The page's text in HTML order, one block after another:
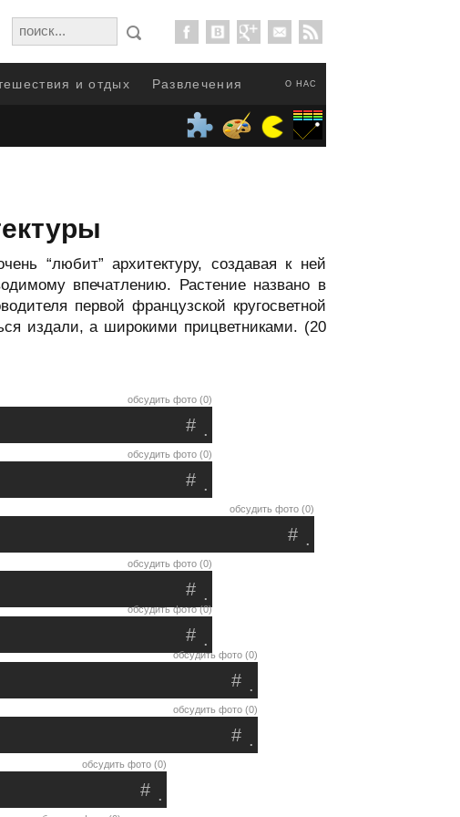
О НАС
и отдых Развлечения
“любит” архитектуру, создавая к ней
впечатлению. Растение названо в
первой французской кругосветной
издали, а широкими прицветниками. (20
обсудить фото (0)
.
#
обсудить фото (0)
.
#
обсудить фото (0)
.
#
обсудить фото (0)
.
#
обсудить фото (0)
.
#
обсудить фото (0)
.
#
обсудить фото (0)
.
#
обсудить фото (0)
.
#